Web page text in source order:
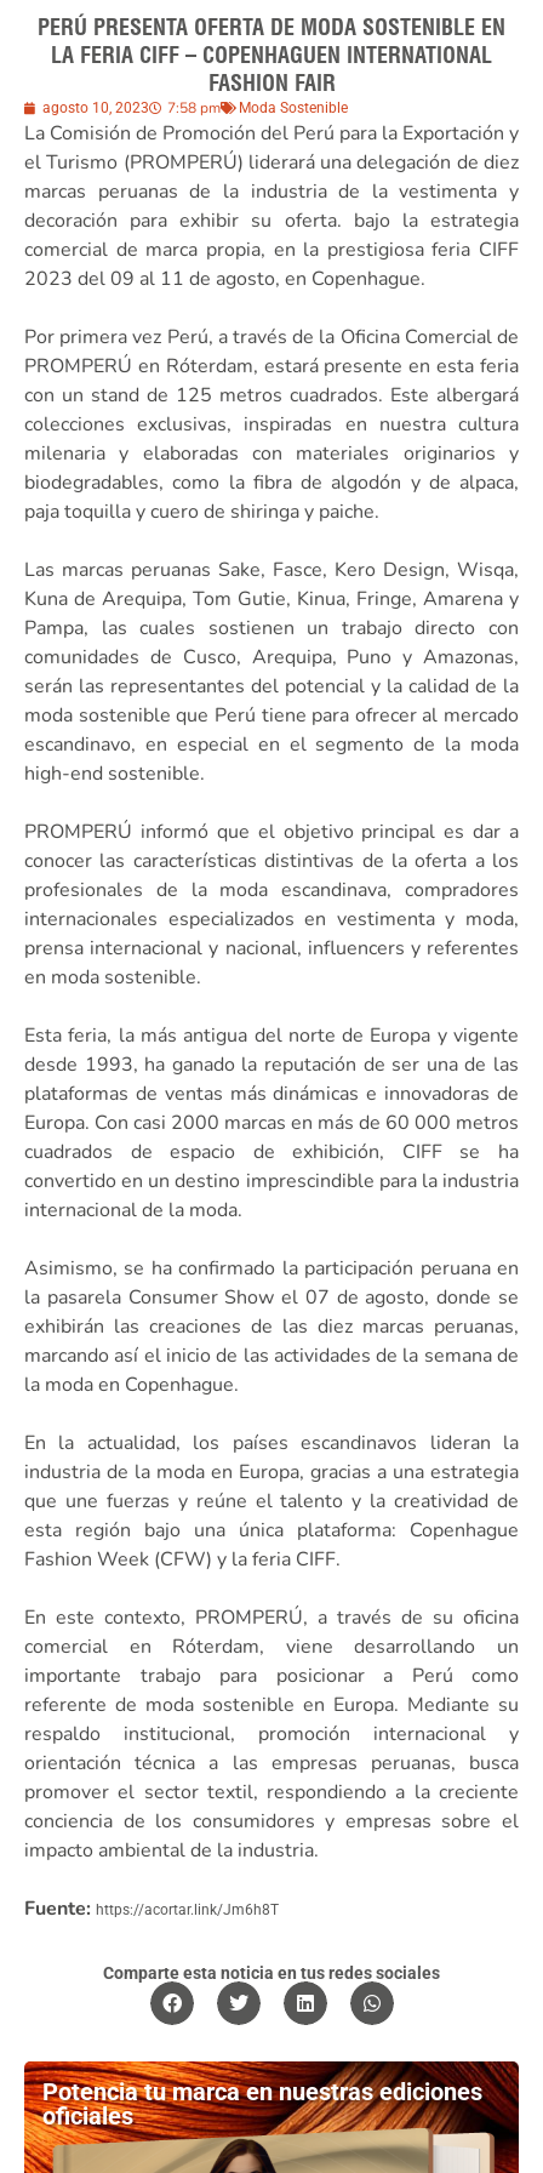
PERÚ PRESENTA OFERTA DE MODA SOSTENIBLE EN
LA FERIA CIFF – COPENHAGUEN INTERNATIONAL
FASHION FAIR
agosto 10, 2023 7:58 pm Moda Sostenible
La Comisión de Promoción del Perú para la Exportación y
el Turismo (PROMPERÚ) liderará una delegación de diez
marcas peruanas de la industria de la vestimenta y
decoración para exhibir su oferta. bajo la estrategia
comercial de marca propia, en la prestigiosa feria CIFF
2023 del 09 al 11 de agosto, en Copenhague.
Por primera vez Perú, a través de la Oficina Comercial de
PROMPERÚ en Róterdam, estará presente en esta feria
con un stand de 125 metros cuadrados. Este albergará
colecciones exclusivas, inspiradas en nuestra cultura
milenaria y elaboradas con materiales originarios y
biodegradables, como la fibra de algodón y de alpaca,
paja toquilla y cuero de shiringa y paiche.
Las marcas peruanas Sake, Fasce, Kero Design, Wisqa,
Kuna de Arequipa, Tom Gutie, Kinua, Fringe, Amarena y
Pampa, las cuales sostienen un trabajo directo con
comunidades de Cusco, Arequipa, Puno y Amazonas,
serán las representantes del potencial y la calidad de la
moda sostenible que Perú tiene para ofrecer al mercado
escandinavo, en especial en el segmento de la moda
high-end sostenible.
PROMPERÚ informó que el objetivo principal es dar a
conocer las características distintivas de la oferta a los
profesionales de la moda escandinava, compradores
internacionales especializados en vestimenta y moda,
prensa internacional y nacional, influencers y referentes
en moda sostenible.
Esta feria, la más antigua del norte de Europa y vigente
desde 1993, ha ganado la reputación de ser una de las
plataformas de ventas más dinámicas e innovadoras de
Europa. Con casi 2000 marcas en más de 60 000 metros
cuadrados de espacio de exhibición, CIFF se ha
convertido en un destino imprescindible para la industria
internacional de la moda.
Asimismo, se ha confirmado la participación peruana en
la pasarela Consumer Show el 07 de agosto, donde se
exhibirán las creaciones de las diez marcas peruanas,
marcando así el inicio de las actividades de la semana de
la moda en Copenhague.
En la actualidad, los países escandinavos lideran la
industria de la moda en Europa, gracias a una estrategia
que une fuerzas y reúne el talento y la creatividad de
esta región bajo una única plataforma: Copenhague
Fashion Week (CFW) y la feria CIFF.
En este contexto, PROMPERÚ, a través de su oficina
comercial en Róterdam, viene desarrollando un
importante trabajo para posicionar a Perú como
referente de moda sostenible en Europa. Mediante su
respaldo institucional, promoción internacional y
orientación técnica a las empresas peruanas, busca
promover el sector textil, respondiendo a la creciente
conciencia de los consumidores y empresas sobre el
impacto ambiental de la industria.
Fuente: https://acortar.link/Jm6h8T
Comparte esta noticia en tus redes sociales
Potencia tu marca en nuestras ediciones
oficiales